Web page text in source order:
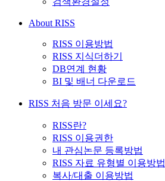
About RISS
RISS 이용방법
RISS 지식더하기
DB연계 현황
BI 및 배너 다운로드
RISS 처음 방문 이세요?
RISS란?
RISS 이용권한
내 관심논문 등록방법
RISS 자료 유형별 이용방법
복사/대출 이용방법